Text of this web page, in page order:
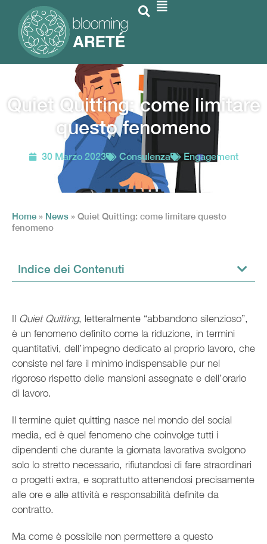
Quiet Quitting: come limitare
questo fenomeno
30 Marzo 2023 Consulenza Engagement
Home » News » Quiet Quitting: come limitare questo
fenomeno
Indice dei Contenuti
Il Quiet Quitting, letteralmente “abbandono silenzioso”,
è un fenomeno definito come la riduzione, in termini
quantitativi, dell’impegno dedicato al proprio lavoro, che
consiste nel fare il minimo indispensabile pur nel
rigoroso rispetto delle mansioni assegnate e dell’orario
di lavoro.
Il termine quiet quitting nasce nel mondo del social
media, ed è quel fenomeno che coinvolge tutti i
dipendenti che durante la giornata lavorativa svolgono
solo lo stretto necessario, rifiutandosi di fare straordinari
o progetti extra, e soprattutto attenendosi precisamente
alle ore e alle attività e responsabilità definite da
contratto.
Ma come è possibile non permettere a questo